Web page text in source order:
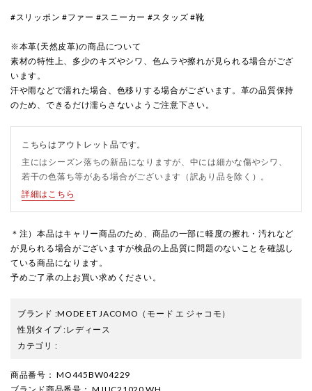
#スリッポン #ファー #スニーカー #スタッズ #靴
※本革(天然皮革)の商品について
素材の特性上、多少のキズやシワ、色ムラや擦れが見られる場合がござ
います。
汗や雨などで濡れた場合、色移りする場合がございます。革の品質保持
のため、できるだけ濡らさないようご注意下さい。
こちらはアウトレット品です。
主にはシーズン落ちの新品になりますが、中には細かな傷やシワ、
若干の色落ち等がある場合がございます（訳あり品を除く）。
詳細はこちら
＊注）本品はキャリー商品のため、商品の一部に軽度の擦れ・汚れなど
が見られる場合がございますが検品の上品質に問題のないことを確認し
ている商品になります。
予めご了承の上お買い求めください。
ブランド :MODE ET JACOMO （モード エ ジャコモ）
性別タイプ:レディース
カテゴリ :
商品番号 ： MO445BW04229